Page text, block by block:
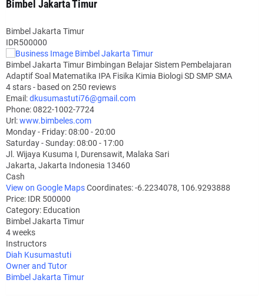
Bimbel Jakarta Timur
Bimbel Jakarta Timur
IDR500000
Bimbel Jakarta Timur Bimbingan Belajar Sistem Pembelajaran
Adaptif Soal Matematika IPA Fisika Kimia Biologi SD SMP SMA
4 stars - based on 250 reviews
Email:dkusumastuti76@gmail.com
Phone:0822-1002-7724
Url:www.bimbeles.com
Monday - Friday: 08:00 - 20:00
Saturday - Sunday: 08:00 - 17:00
Jl. Wijaya Kusuma I, Durensawit, Malaka Sari
Jakarta, Jakarta Indonesia 13460
Cash
View on Google MapsCoordinates: -6.2234078, 106.9293888
Price: IDR 500000
Category: Education
Bimbel Jakarta Timur
4 weeks
Instructors
Diah Kusumastuti
Owner and Tutor
Bimbel Jakarta Timur